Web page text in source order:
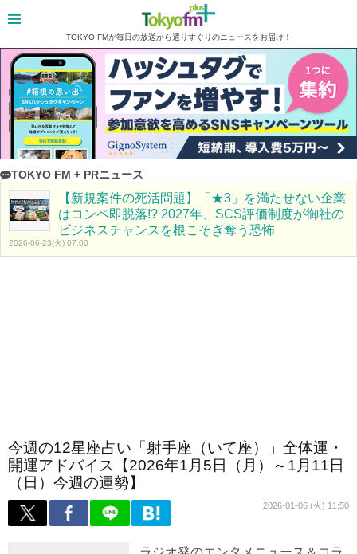
TOKYO FMが毎日の放送から選りすぐりのニュースをお届け！
TOKYO FM + PRニュース
【新規案件の死活問題】「★3」を満たせない企業
はコンペ即脱落!? 2027年、SCS評価制度が御社の
ビジネスチャンスを根こそぎ奪う恐怖
2026-06-23(火) 07:00
今週の12星座占い「射手座（いて座）」全体運・
開運アドバイス【2026年1月5日（月）～1月11日
（日）今週の運勢】
2026-01-06 (火) 11:50